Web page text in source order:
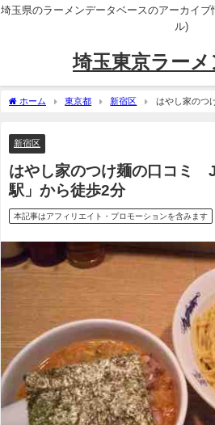
埼玉県のラーメンデータベースのアーカイブ
ル)
埼玉東京ラー
ホーム 東京都 新宿区
はやし家のつ
新宿区
はやし家のつけ麺の口コミ
駅」から徒歩2分
本記事はアフィリエイト・プロモーションを含みます